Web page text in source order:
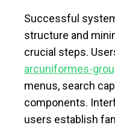
Successful
structure and
crucial steps.
arcuniformes-
menus, search
components.
users establish